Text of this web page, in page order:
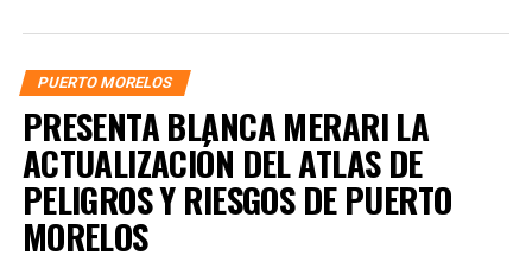
PUERTO MORELOS
PRESENTA BLANCA MERARI LA
ACTUALIZACIÓN DEL ATLAS DE
PELIGROS Y RIESGOS DE PUERTO
MORELOS